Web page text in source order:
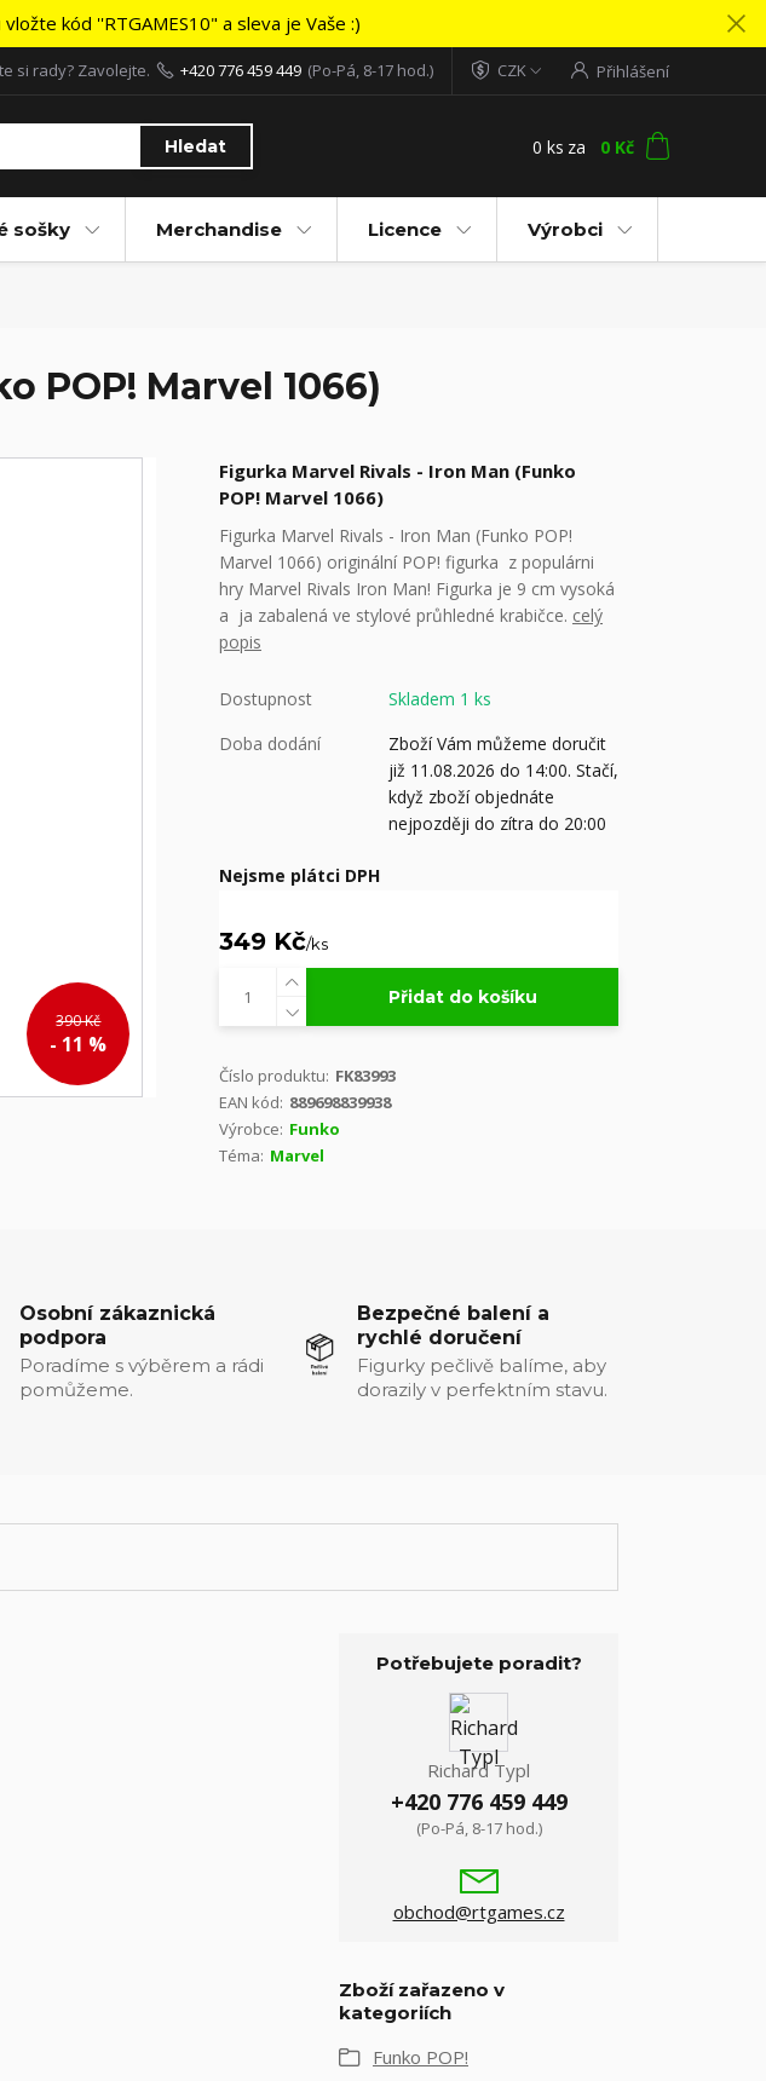
kód ''RTGAMES10" a sleva je Vaše :)
CZK Přihlášení
Hledat
si rady? Zavolejte. +420 776 459 449 (Po-Pá, 8-17 hod.)
0 ks za 0 Kč
sošky Merchandise Licence Výrobci
POP! Marvel 1066)
390 Kč
- 11 %
Figurka Marvel Rivals - Iron Man (Funko
POP! Marvel 1066)
Figurka Marvel Rivals - Iron Man (Funko POP!
Marvel 1066) originální POP! figurka z populárni
hry Marvel Rivals Iron Man! Figurka je 9 cm vysoká
a ja zabalená ve stylové průhledné krabičce. celý
popis
Dostupnost
Skladem 1 ks
Doba dodání
Zboží Vám můžeme doručit
již 11.08.2026 do 14:00. Stačí,
když zboží objednáte
nejpozději do zítra do 20:00
Nejsme plátci DPH
349 Kč/ks
Přidat do košíku
Číslo produktu: FK83993
EAN kód: 889698839938
Výrobce: Funko
Téma: Marvel
Osobní zákaznická
podpora
Poradíme s výběrem a rádi
pomůžeme.
Bezpečné balení a
rychlé doručení
Figurky pečlivě balíme, aby
dorazily v perfektním stavu.
Potřebujete poradit?
Richard Typl
+420 776 459 449
(Po-Pá, 8-17 hod.)
obchod@rtgames.cz
Zboží zařazeno v
kategoriích
Funko POP!